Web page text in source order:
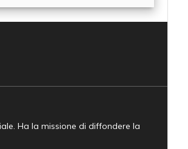
Ha la missione di diffondere la